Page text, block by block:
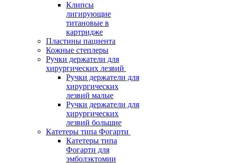
Клипсы
лигирующие
титановые в
картридже
Пластины пациента
Кожные степлеры
Ручки держатели для
хирургических лезвий
Ручки держатели для
хирургических
лезвий малые
Ручки держатели для
хирургических
лезвий большие
Катетеры типа Фогарти
Катетеры типа
Фогарти для
эмболэктомии